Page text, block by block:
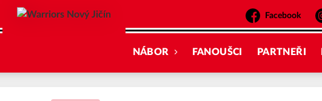
Facebook
NÁBOR FANOUŠCI PARTNEŘI